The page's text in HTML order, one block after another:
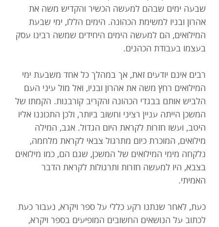
שבעה ימים שבהם למעשה הכשיר והקדיש משה את
אהרון ובניו למשימת הכהונה. הימים הללו, ימי שבעת
המילואים, הם למעשה הימים היחידים שמשה רבינו עסק
בעצמו בעבודת הכהנים.
רבים אינם יודעים זאת, אך במהלך כל אחד משבעת ימי
המילואים רחץ משה את אהרון ובניו, ואל מול עיני העם
הלביש אותם בבגדי הכהונה והקריב קורבנות. הקמתו של
המשכן הייתה עניין רציני וחשוב ביותר, ולכן התכוננו אליו
היטב, ועשו חזרות לקראת היום הגדול. אגב, המילה
מילואים, המוכרת כיום מתרגול צבאי לקראת מלחמה,
נלקחה מימי המילואים של המשכן, שגם הם, כמו מילואים
בצבא, היו למעשה חזרות ותרגולות לקראת הדבר
האמיתי.
כעת, לאחר שנתנו רקע כללי על ספר ויקרא, נעבור כעת
לכתוב על הנושאים החשובים המופיעים בספר ויקרא,